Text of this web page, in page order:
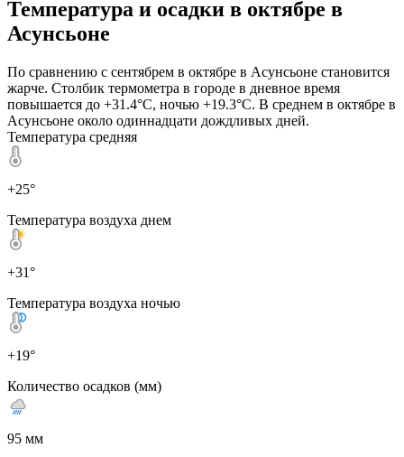
Температура и осадки в октябре в
Асунсьоне
По сравнению с сентябрем в октябре в Асунсьоне становится
жарче. Столбик термометра в городе в дневное время
повышается до +31.4°C, ночью +19.3°C. В среднем в октябре в
Асунсьоне около одиннадцати дождливых дней.
Температура средняя
+25°
Температура воздуха днем
+31°
Температура воздуха ночью
+19°
Количество осадков (мм)
95 мм